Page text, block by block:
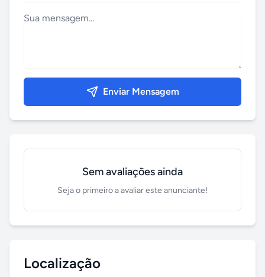
Enviar Mensagem
Sem avaliações ainda
Seja o primeiro a avaliar este anunciante!
Localização